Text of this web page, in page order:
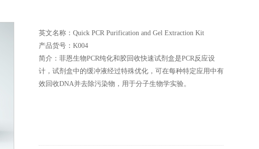
英文名称：Quick PCR Purification and Gel Extraction Kit
产品货号：K004
简介：菲恩生物PCR纯化和胶回收快速试剂盒是PCR反应设
计，试剂盒中的缓冲液经过特殊优化，可在每种特定应用中有
效回收DNA并去除污染物，用于分子生物学实验。